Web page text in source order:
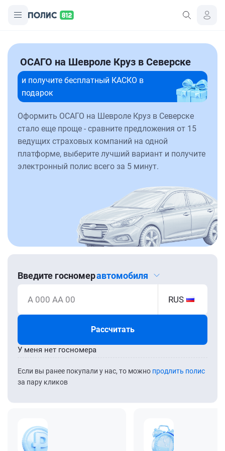
ОСАГО на Шевроле Круз в Северске
и получите бесплатный КАСКО в
подарок
Оформить ОСАГО на Шевроле Круз в Северске
стало еще проще - сравните предложения от 15
ведущих страховых компаний на одной
платформе, выберите лучший вариант и получите
электронный полис всего за 5 минут.
Введите госномеравтомобиля
А 000 АА 00 RUS
Рассчитать
Если вы ранее покупали у нас, то можно продлить полис
за пару кликов
У меня нет госномера